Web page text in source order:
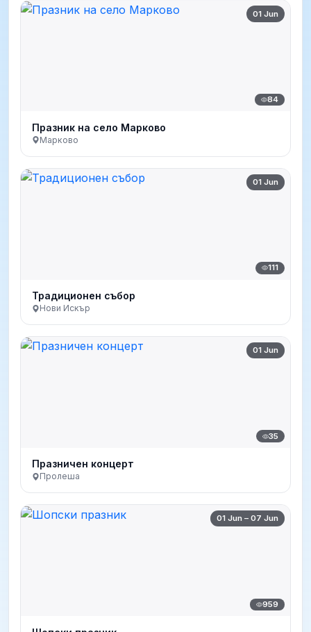
01 Jun
84
Празник на село Марково
Марково
01 Jun
111
Традиционен събор
Нови Искър
01 Jun
35
Празничен концерт
Пролеша
01 Jun – 07 Jun
959